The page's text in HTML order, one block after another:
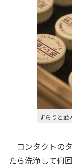
ずらりと並
コンタクトの
たら洗浄して何